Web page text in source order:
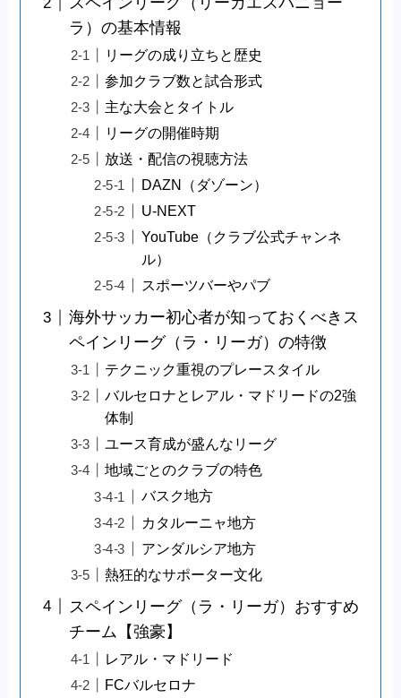
ラ）の基本情報
リーグの成り立ちと歴史
参加クラブ数と試合形式
主な大会とタイトル
リーグの開催時期
放送・配信の視聴方法
DAZN（ダゾーン）
U-NEXT
YouTube（クラブ公式チャンネ
ル）
スポーツバーやパブ
海外サッカー初心者が知っておくべきス
ペインリーグ（ラ・リーガ）の特徴
テクニック重視のプレースタイル
バルセロナとレアル・マドリードの2強
体制
ユース育成が盛んなリーグ
地域ごとのクラブの特色
バスク地方
カタルーニャ地方
アンダルシア地方
熱狂的なサポーター文化
スペインリーグ（ラ・リーガ）おすすめ
チーム【強豪】
レアル・マドリード
FCバルセロナ